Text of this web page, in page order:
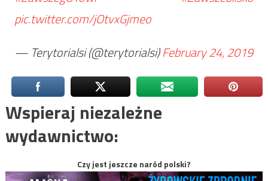
pic.twitter.com/jOtvxGjmeo
— Terytorialsi (@terytorialsi)February 24, 2019
Wspieraj niezależne
wydawnictwo:
Czy jest jeszcze naród polski?